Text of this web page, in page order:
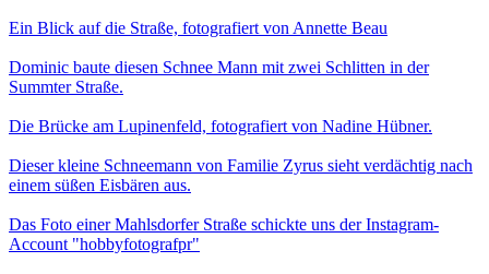
Ein Blick auf die Straße, fotografiert von Annette Beau
Dominic baute diesen Schnee Mann mit zwei Schlitten in der
Summter Straße.
Die Brücke am Lupinenfeld, fotografiert von Nadine Hübner.
Dieser kleine Schneemann von Familie Zyrus sieht verdächtig nach
einem süßen Eisbären aus.
Das Foto einer Mahlsdorfer Straße schickte uns der Instagram-
Account "hobbyfotografpr"